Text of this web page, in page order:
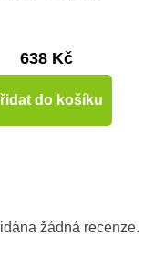
638 Kč
do košíku
žádná recenze.